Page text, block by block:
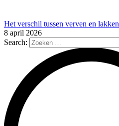
Het verschil tussen verven en lakken
8 april 2026
Search: